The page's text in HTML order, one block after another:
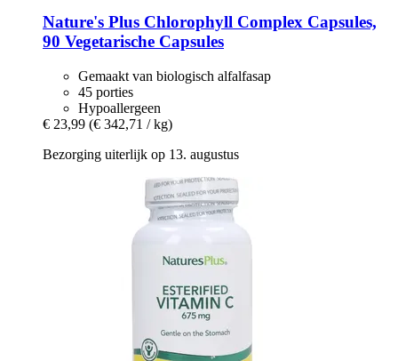
Nature's Plus Chlorophyll Complex Capsules,
90 Vegetarische Capsules
Gemaakt van biologisch alfalfasap
45 porties
Hypoallergeen
€ 23,99 (€ 342,71 / kg)
Bezorging uiterlijk op 13. augustus